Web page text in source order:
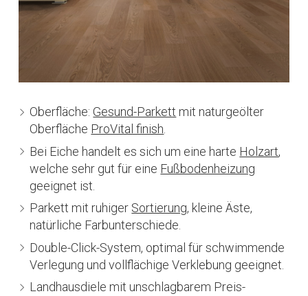
Oberfläche: Gesund-Parkett mit naturgeölter
Oberfläche ProVital finish.
Bei Eiche handelt es sich um eine harte Holzart,
welche sehr gut für eine Fußbodenheizung
geeignet ist.
Parkett mit ruhiger Sortierung, kleine Äste,
natürliche Farbunterschiede.
Double-Click-System, optimal für schwimmende
Verlegung und vollflächige Verklebung geeignet.
Landhausdiele mit unschlagbarem Preis-